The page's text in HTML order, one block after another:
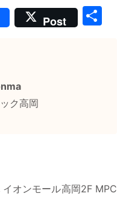
Post
ク高岡
オンモール高岡2F MPC